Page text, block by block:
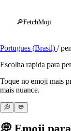
🔎FetchMoji
Portugues (Brasil) /
Escolha rapida para
Toque no emoji mais
mais nuance.
💭 🫶